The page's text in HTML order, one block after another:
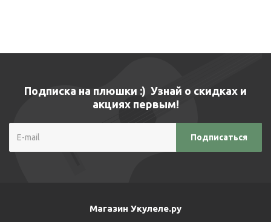
Подписка на плюшки :) Узнай о скидках и
акциях первым!
Магазин Укулеле.ру